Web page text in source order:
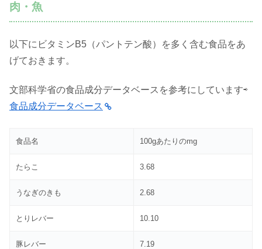
肉・魚
以下にビタミンB5（パントテン酸）を多く含む食品をあ
げておきます。
文部科学省の食品成分データベースを参考にしています⇨
食品成分データベース
食品名 100gあたりのmg
たらこ 3.68
うなぎのきも 2.68
とりレバー 10.10
豚レバー 7.19